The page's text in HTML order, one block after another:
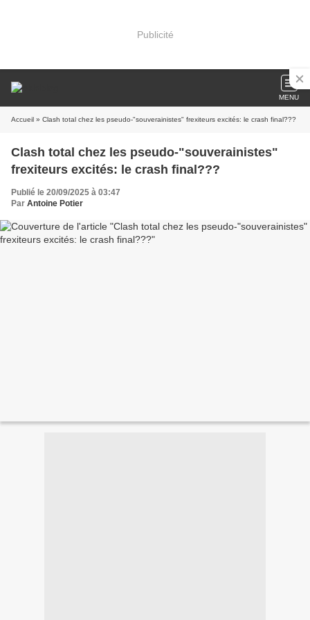
Publicité
MENU
Accueil » Clash total chez les pseudo-"souverainistes" frexiteurs excités: le crash final???
Clash total chez les pseudo-"souverainistes"
frexiteurs excités: le crash final???
Publié le 20/09/2025 à 03:47
Par Antoine Potier